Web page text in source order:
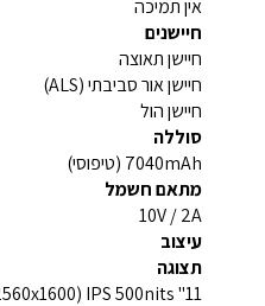
אין תמיכה
חיישנים
חיישן תאוצה
חיישן אור סביבתי (ALS)
חיישן הול
סוללה
7040mAh (טיפוסי)
מתאם חשמל
10V / 2A
עיצוב
תצוגה